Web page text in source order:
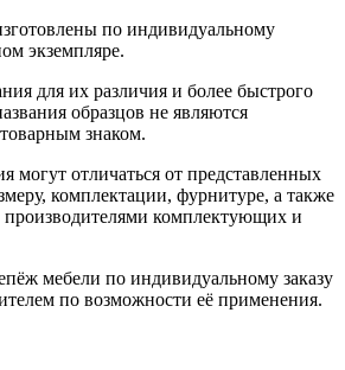
по индивидуальному
экземпляре.
для их различия и более быстрого
образцов не являются
знаком.
могут отличаться от представленных
комплектации, фурнитуре, а также
комплектующих и
мебели по индивидуальному заказу
по возможности её применения.